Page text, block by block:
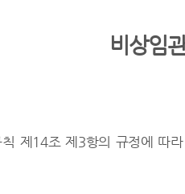
비상임
제 14조 제 3항의 규정에 따